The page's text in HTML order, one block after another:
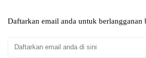
Daftarkan email anda untuk berlangganan